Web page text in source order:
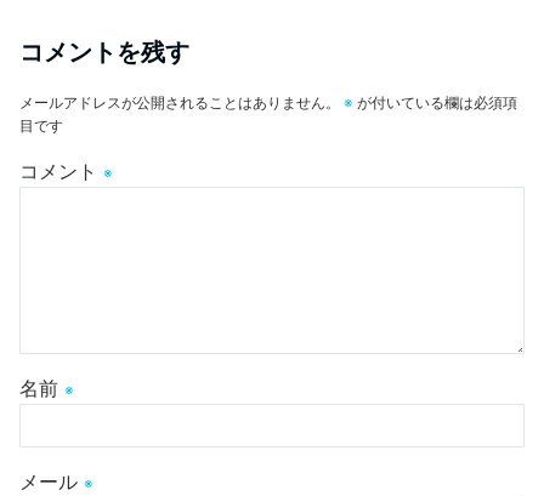
コメントを残す
メールアドレスが公開されることはありません。 ※ が付いている欄は必須項
目です
コメント ※
名前 ※
メール ※